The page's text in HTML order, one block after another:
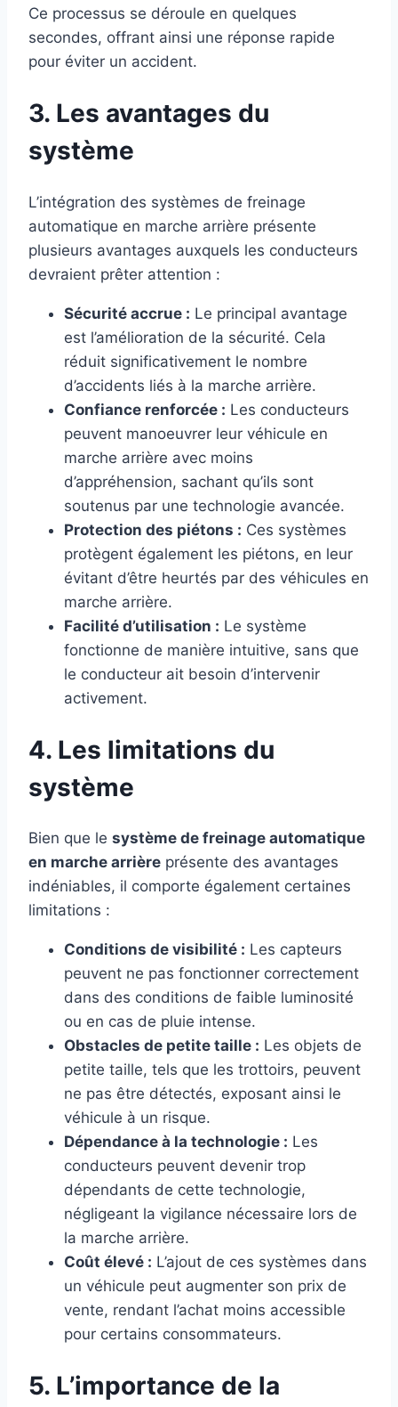
Ce processus se déroule en quelques
secondes, offrant ainsi une réponse rapide
pour éviter un accident.
3. Les avantages du
système
L’intégration des systèmes de freinage
automatique en marche arrière présente
plusieurs avantages auxquels les conducteurs
devraient prêter attention :
Sécurité accrue : Le principal avantage
est l’amélioration de la sécurité. Cela
réduit significativement le nombre
d’accidents liés à la marche arrière.
Confiance renforcée : Les conducteurs
peuvent manoeuvrer leur véhicule en
marche arrière avec moins
d’appréhension, sachant qu’ils sont
soutenus par une technologie avancée.
Protection des piétons : Ces systèmes
protègent également les piétons, en leur
évitant d’être heurtés par des véhicules en
marche arrière.
Facilité d’utilisation : Le système
fonctionne de manière intuitive, sans que
le conducteur ait besoin d’intervenir
activement.
4. Les limitations du
système
Bien que le système de freinage automatique
en marche arrière présente des avantages
indéniables, il comporte également certaines
limitations :
Conditions de visibilité : Les capteurs
peuvent ne pas fonctionner correctement
dans des conditions de faible luminosité
ou en cas de pluie intense.
Obstacles de petite taille : Les objets de
petite taille, tels que les trottoirs, peuvent
ne pas être détectés, exposant ainsi le
véhicule à un risque.
Dépendance à la technologie : Les
conducteurs peuvent devenir trop
dépendants de cette technologie,
négligeant la vigilance nécessaire lors de
la marche arrière.
Coût élevé : L’ajout de ces systèmes dans
un véhicule peut augmenter son prix de
vente, rendant l’achat moins accessible
pour certains consommateurs.
5. L’importance de la